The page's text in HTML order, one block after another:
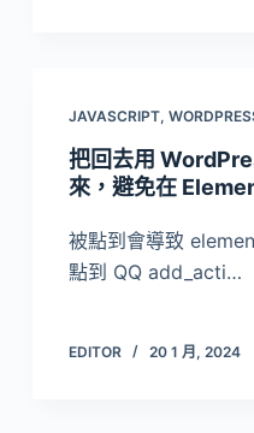
JAVASCRIPT,
把回去用
來，避免在
被點到會導致
點到 QQ add_acti…
EDITOR 20 1 月, 2024